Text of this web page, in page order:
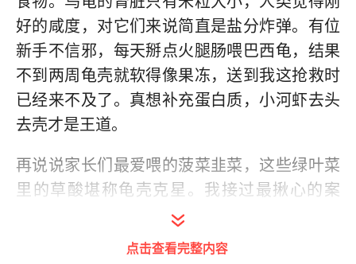
好的咸度，对它们来说简直是盐分炸弹。有位
新手不信邪，每天掰点火腿肠喂巴西龟，结果
不到两周龟壳就软得像果冻，送到我这抢救时
已经来不及了。真想补充蛋白质，小河虾去头
去壳才是王道。
再说说家长们最爱喂的菠菜韭菜，这些绿叶菜
里的草酸堪称龟壳克星。我接过最揪心的案
例，是只从小喂菠菜的草龟，背甲长得像被压
变形的饼干，连游泳都失去平衡。补钙的正确
点击查看完整内容